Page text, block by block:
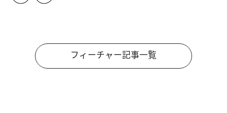
フィーチャー記事一覧